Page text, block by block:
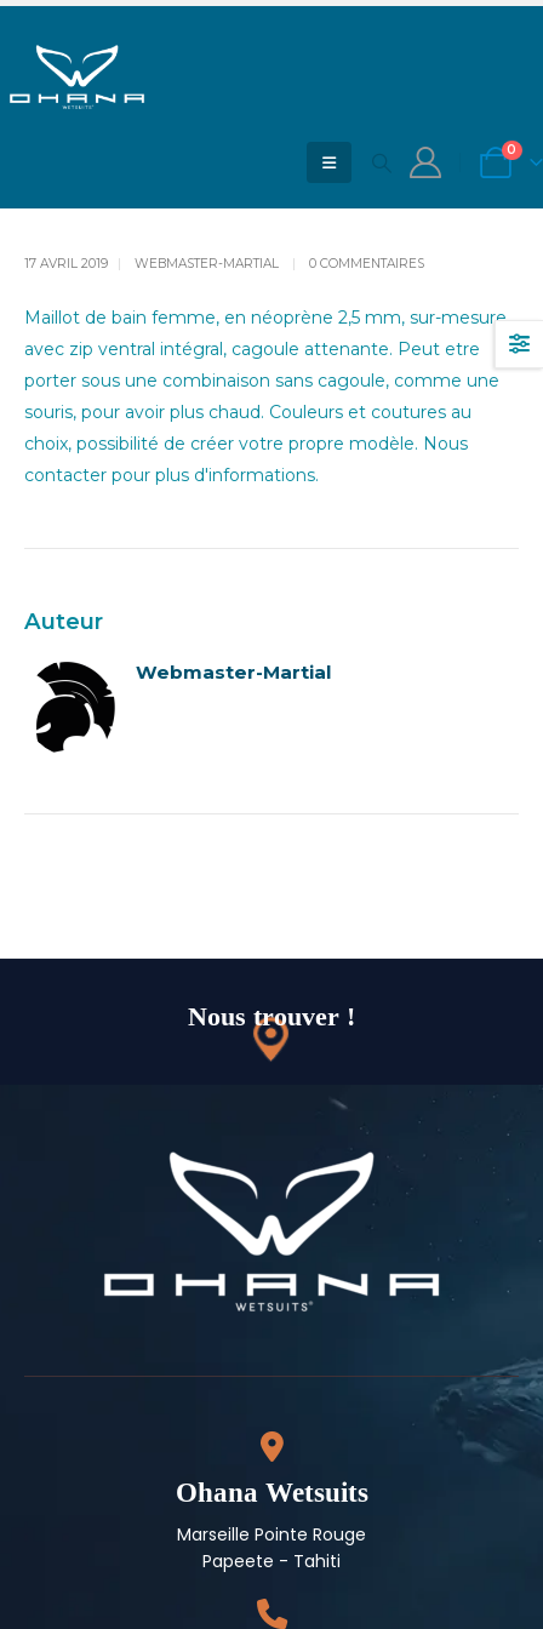
0
Maillot de bain femme une pièce
avec cagoule attenante
17 AVRIL 2019 WEBMASTER-MARTIAL 0 COMMENTAIRES
Maillot de bain femme, en néoprène 2,5 mm, sur-mesure,
avec zip ventral intégral, cagoule attenante. Peut etre
porter sous une combinaison sans cagoule, comme une
souris, pour avoir plus chaud. Couleurs et coutures au
choix, possibilité de créer votre propre modèle. Nous
contacter pour plus d'informations.
Auteur
Webmaster-Martial
Nous trouver !
Ohana Wetsuits
Marseille Pointe Rouge
Papeete - Tahiti